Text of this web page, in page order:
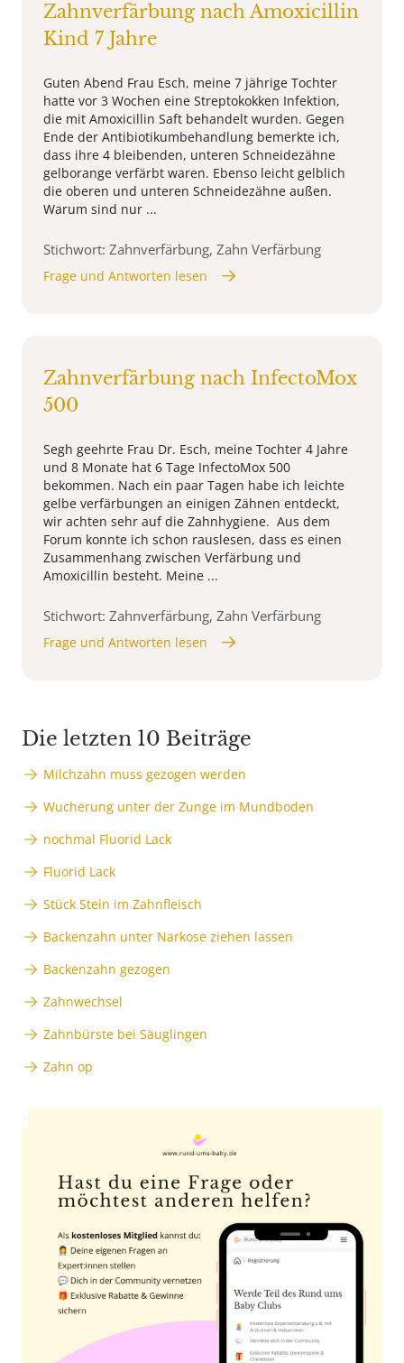
Zahnverfärbung nach Amoxicillin
Kind 7 Jahre
Guten Abend Frau Esch, meine 7 jährige Tochter
hatte vor 3 Wochen eine Streptokokken Infektion,
die mit Amoxicillin Saft behandelt wurden. Gegen
Ende der Antibiotikumbehandlung bemerkte ich,
dass ihre 4 bleibenden, unteren Schneidezähne
gelborange verfärbt waren. Ebenso leicht gelblich
die oberen und unteren Schneidezähne außen.
Warum sind nur ...
Stichwort: Zahnverfärbung, Zahn Verfärbung
Frage und Antworten lesen
Zahnverfärbung nach InfectoMox
500
Segh geehrte Frau Dr. Esch, meine Tochter 4 Jahre
und 8 Monate hat 6 Tage InfectoMox 500
bekommen. Nach ein paar Tagen habe ich leichte
gelbe verfärbungen an einigen Zähnen entdeckt,
wir achten sehr auf die Zahnhygiene. Aus dem
Forum konnte ich schon rauslesen, dass es einen
Zusammenhang zwischen Verfärbung und
Amoxicillin besteht. Meine ...
Stichwort: Zahnverfärbung, Zahn Verfärbung
Frage und Antworten lesen
Die letzten 10 Beiträge
Milchzahn muss gezogen werden
Wucherung unter der Zunge im Mundboden
nochmal Fluorid Lack
Fluorid Lack
Stück Stein im Zahnfleisch
Backenzahn unter Narkose ziehen lassen
Backenzahn gezogen
Zahnwechsel
Zahnbürste bei Säuglingen
Zahn op